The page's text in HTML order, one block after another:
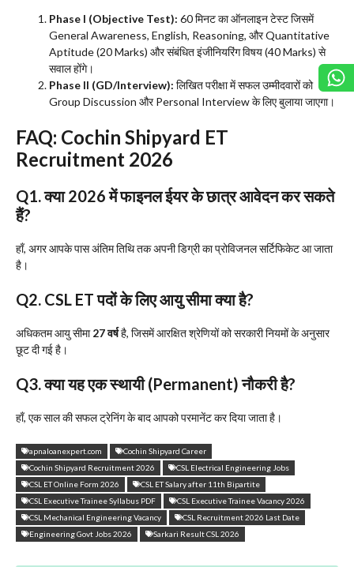
Phase I (Objective Test): 60 मिनट का ऑनलाइन टेस्ट जिसमें
General Awareness, English, Reasoning, और Quantitative
Aptitude (20 Marks) और संबंधित इंजीनियरिंग विषय (40 Marks) से
सवाल होंगे।
Phase II (GD/Interview): लिखित परीक्षा में सफल उम्मीदवारों को
Group Discussion और Personal Interview के लिए बुलाया जाएगा।
​FAQ: Cochin Shipyard ET
Recruitment 2026
Q1. क्या 2026 में फाइनल ईयर के छात्र आवेदन कर सकते
हैं?
हाँ, अगर आपके पास अंतिम तिथि तक अपनी डिग्री का प्रोविजनल सर्टिफिकेट आ जाता
है।
Q2. CSL ET पदों के लिए आयु सीमा क्या है?
अधिकतम आयु सीमा27 वर्षहै, जिसमें आरक्षित श्रेणियों को सरकारी नियमों के अनुसार
छूट दी गई है।
Q3. क्या यह एक स्थायी (Permanent) नौकरी है?
हाँ, एक साल की सफल ट्रेनिंग के बाद आपको परमानेंट कर दिया जाता है।
apnaloanexpert.com
Cochin Shipyard Career
Cochin Shipyard Recruitment 2026
CSL Electrical Engineering Jobs
CSL ET Online Form 2026
CSL ET Salary after 11th Bipartite
CSL Executive Trainee Syllabus PDF
CSL Executive Trainee Vacancy 2026
CSL Mechanical Engineering Vacancy
CSL Recruitment 2026 Last Date
Engineering Govt Jobs 2026
Sarkari Result CSL 2026